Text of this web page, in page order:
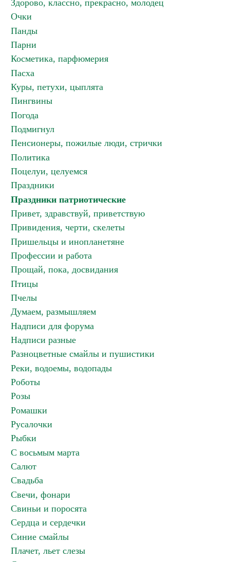
Здорово, классно, прекрасно, молодец
Очки
Панды
Парни
Косметика, парфюмерия
Пасха
Куры, петухи, цыплята
Пингвины
Погода
Подмигнул
Пенсионеры, пожилые люди, стрички
Политика
Поцелуи, целуемся
Праздники
Праздники патриотические
Привет, здравствуй, приветствую
Привидения, черти, скелеты
Пришельцы и инопланетяне
Профессии и работа
Прощай, пока, досвидания
Птицы
Пчелы
Думаем, размышляем
Надписи для форума
Надписи разные
Разноцветные смайлы и пушистики
Реки, водоемы, водопады
Роботы
Розы
Ромашки
Русалочки
Рыбки
С восьмым марта
Салют
Свадьба
Свечи, фонари
Свиньи и поросята
Сердца и сердечки
Синие смайлы
Плачет, льет слезы